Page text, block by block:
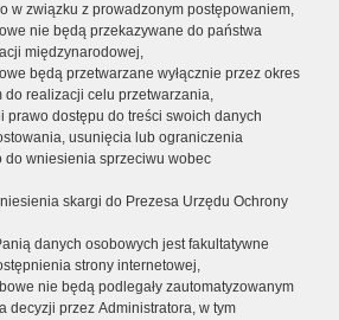
w związku z prowadzonym postępowaniem,
nie będą przekazywane do państwa
międzynarodowej,
będą przetwarzane wyłącznie przez okres
do realizacji celu przetwarzania,
prawo dostępu do treści swoich danych
usunięcia lub ograniczenia
do wniesienia sprzeciwu wobec
skargi do Prezesa Urzędu Ochrony
danych osobowych jest fakultatywne
strony internetowej,
nie będą podlegały zautomatyzowanym
decyzji przez Administratora, w tym